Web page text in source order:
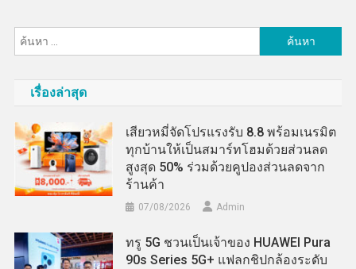
สำหรับ:
เรื่องล่าสุด
เสียวหมี่จัดโปรแรงรับ 8.8 พร้อมเนรมิต
ทุกบ้านให้เป็นสมาร์ทโฮมด้วยส่วนลด
สูงสุด 50% ร่วมด้วยคูปองส่วนลดจาก
ร้านค้า
07/08/2026 Admin
ทรู 5G ชวนเป็นเจ้าของ HUAWEI Pura
90s Series 5G+ แฟลกชิปกล้องระดับ